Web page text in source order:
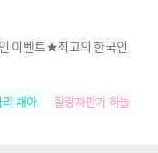
이벤트★최고의 한국인
채아 힐링자판기 하늘